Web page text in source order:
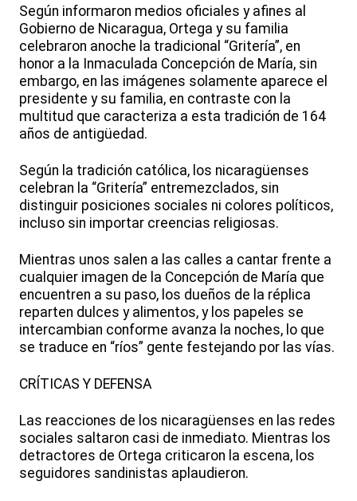
Según informaron medios oficiales y afines al
Gobierno de Nicaragua, Ortega y su familia
celebraron anoche la tradicional “Gritería”, en
honor a la Inmaculada Concepción de María, sin
embargo, en las imágenes solamente aparece el
presidente y su familia, en contraste con la
multitud que caracteriza a esta tradición de 164
años de antigüedad.
Según la tradición católica, los nicaragüenses
celebran la “Gritería” entremezclados, sin
distinguir posiciones sociales ni colores políticos,
incluso sin importar creencias religiosas.
Mientras unos salen a las calles a cantar frente a
cualquier imagen de la Concepción de María que
encuentren a su paso, los dueños de la réplica
reparten dulces y alimentos, y los papeles se
intercambian conforme avanza la noches, lo que
se traduce en “ríos” gente festejando por las vías.
CRÍTICAS Y DEFENSA
Las reacciones de los nicaragüenses en las redes
sociales saltaron casi de inmediato. Mientras los
detractores de Ortega criticaron la escena, los
seguidores sandinistas aplaudieron.